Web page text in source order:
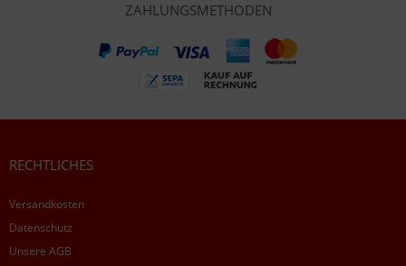
ZAHLUNGSMETHODEN
RECHTLICHES
Versandkosten
Datenschutz
Unsere AGB